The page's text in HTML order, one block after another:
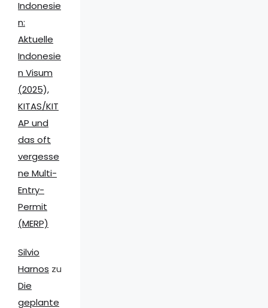
Indonesie
n:
Aktuelle
Indonesie
n Visum
(2025),
KITAS/KIT
AP und
das oft
vergesse
ne Multi-
Entry-
Permit
(MERP)
Silvio
Harnos zu
Die
geplante